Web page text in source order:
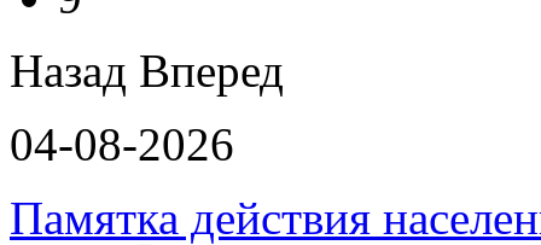
Назад Вперед
04-08-2026
Памятка действия